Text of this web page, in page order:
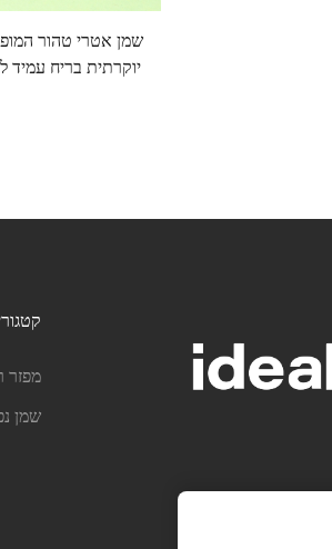
שמן אטרי טהור
יוקרתית בריח עמיד
מפזר
שמן